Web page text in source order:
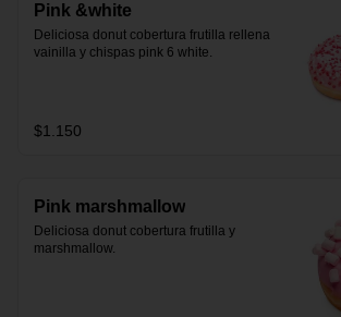
Pink &white
Deliciosa donut cobertura frutilla rellena
vainilla y chispas pink 6 white.
$1.150
Pink marshmallow
Deliciosa donut cobertura frutilla y
marshmallow.